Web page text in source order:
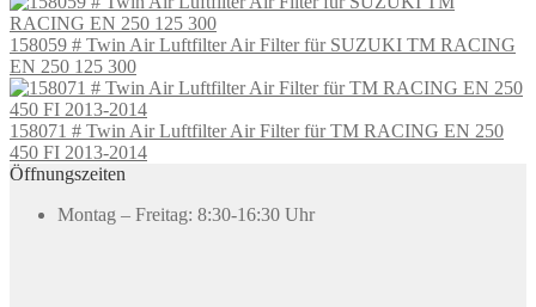
158059 # Twin Air Luftfilter Air Filter für SUZUKI TM RACING
EN 250 125 300
158071 # Twin Air Luftfilter Air Filter für TM RACING EN 250
450 FI 2013-2014
Öffnungszeiten
Montag – Freitag: 8:30-16:30 Uhr